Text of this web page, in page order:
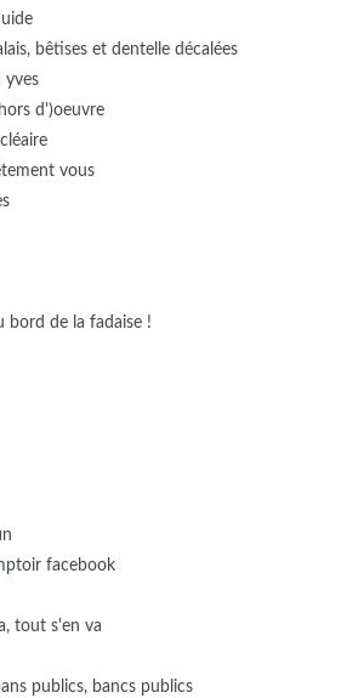
bêtises et dentelle décalées
yves
d')oeuvre
vous
bord de la fadaise !
facebook
tout s'en va
publics, bancs publics